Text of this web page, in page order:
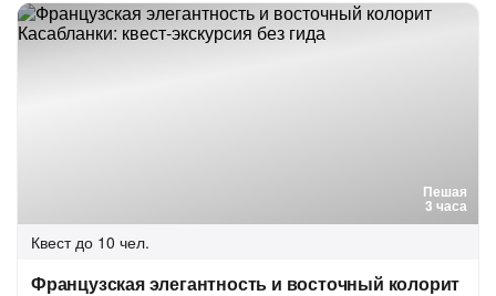
Пешая
3 часа
Квест до 10 чел.
Французская элегантность и восточный колорит